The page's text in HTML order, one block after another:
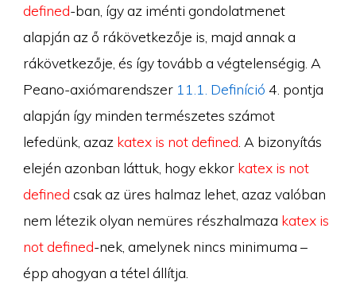
defined-ban, így az iménti gondolatmenet
alapján az ő rákövetkezője is, majd annak a
rákövetkezője, és így tovább a végtelenségig. A
Peano-axiómarendszer 11.1. Definíció 4. pontja
alapján így minden természetes számot
lefedünk, azaz katex is not defined . A bizonyítás
elején azonban láttuk, hogy ekkor katex is not
defined csak az üres halmaz lehet, azaz valóban
nem létezik olyan nemüres részhalmaza katex is
not defined-nek, amelynek nincs minimuma –
épp ahogyan a tétel állítja.